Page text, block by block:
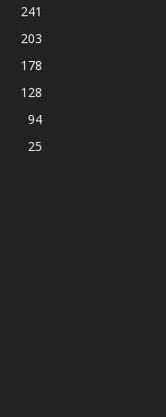
241
203
178
128
94
25